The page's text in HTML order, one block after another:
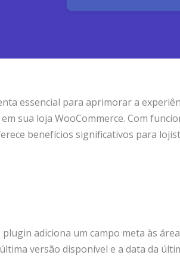
essencial para aprimorar a
sua loja WooCommerce. Com
benefícios significativos para
adiciona um campo meta às
versão disponível e a data da